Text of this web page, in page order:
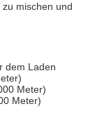
mischen und
dem Laden
Meter)
Meter)